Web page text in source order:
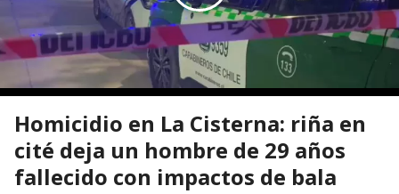
Homicidio en La Cisterna: riña en
cité deja un hombre de 29 años
fallecido con impactos de bala